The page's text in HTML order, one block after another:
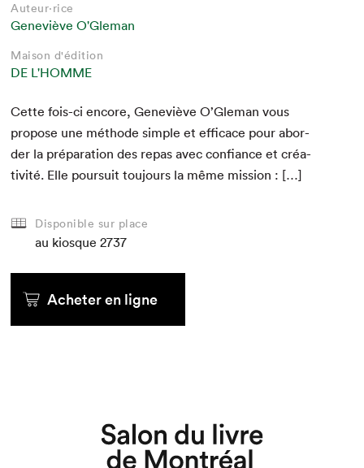
Auteur·rice
Geneviève O'Gleman
Maison d'édition
DE L'HOMME
Cette fois-ci encore, Geneviève O’Gle­man vous
pro­pose une méth­ode sim­ple et effi­cace pour abor­
der la pré­pa­ra­tion des repas avec con­fi­ance et créa­
tiv­ité. Elle pour­suit tou­jours la même mission : […]
Disponible sur place
au kiosque 2737
Acheter en ligne